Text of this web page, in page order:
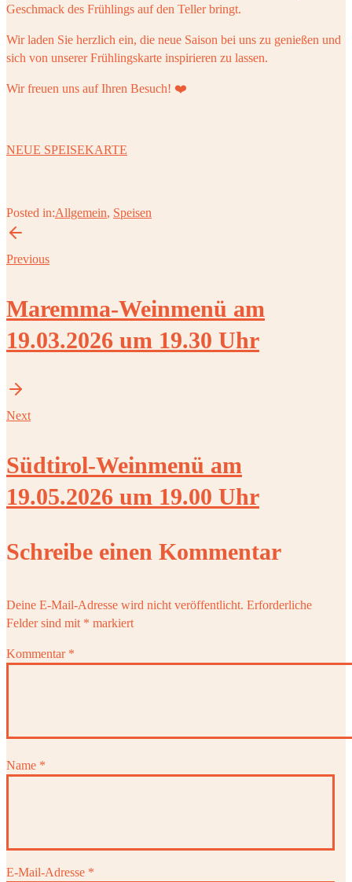
Geschmack des Frühlings auf den Teller bringt.
Wir laden Sie herzlich ein, die neue Saison bei uns zu genießen und
sich von unserer Frühlingskarte inspirieren zu lassen.
Wir freuen uns auf Ihren Besuch! ❤️
NEUE SPEISEKARTE
Posted in:Allgemein, Speisen
Previous
Maremma-Weinmenü am
19.03.2026 um 19.30 Uhr
Next
Südtirol-Weinmenü am
19.05.2026 um 19.00 Uhr
Schreibe einen Kommentar
Deine E-Mail-Adresse wird nicht veröffentlicht. Erforderliche
Felder sind mit * markiert
Kommentar *
Name *
E-Mail-Adresse *